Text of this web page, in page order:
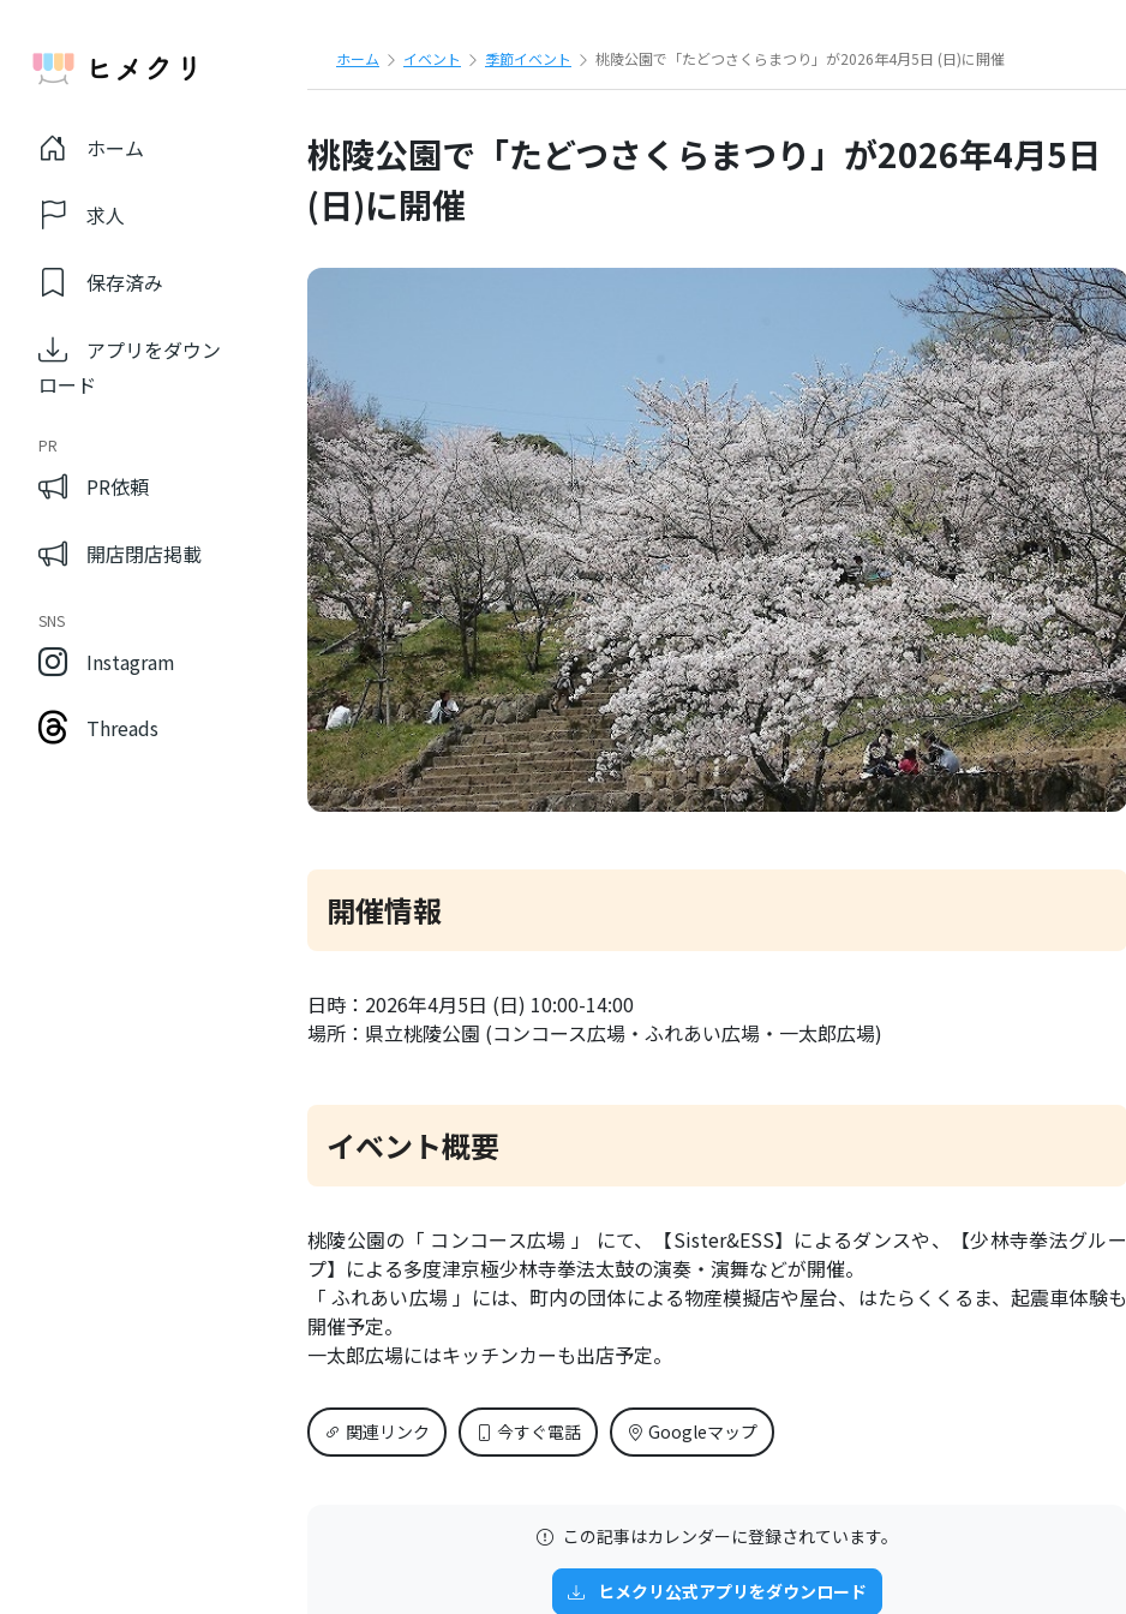
ホーム
求人
保存済み
アプリをダウン
ロード
PR
PR依頼
開店閉店掲載
SNS
Instagram
Threads
ホーム イベント 季節イベント 桃陵公園で「たどつさくらまつり」が2026年4月5日 (日)に開催
桃陵公園で「たどつさくらまつり」が2026年4月5日
(日)に開催
開催情報
日時：2026年4月5日 (日) 10:00-14:00
場所：県立桃陵公園 (コンコース広場・ふれあい広場・一太郎広場)
イベント概要
桃陵公園の「 コンコース広場 」 にて、【Sister&ESS】によるダンスや、【少林寺拳法グルー
プ】による多度津京極少林寺拳法太鼓の演奏・演舞などが開催。
「 ふれあい広場 」には、町内の団体による物産模擬店や屋台、はたらくくるま、起震車体験も
開催予定。
一太郎広場にはキッチンカーも出店予定。
関連リンク 今すぐ電話 Googleマップ
この記事はカレンダーに登録されています。
ヒメクリ公式アプリをダウンロード